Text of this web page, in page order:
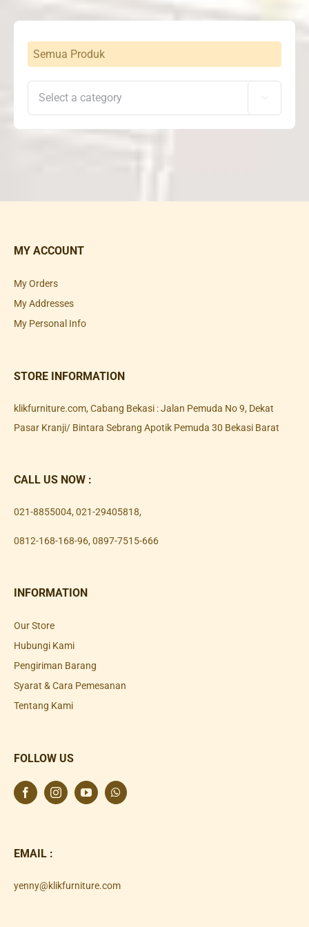
Semua Produk

MY ACCOUNT
My Orders
My Addresses
My Personal Info
STORE INFORMATION
klikfurniture.com, Cabang Bekasi : Jalan Pemuda No 9, Dekat
Pasar Kranji/ Bintara Sebrang Apotik Pemuda 30 Bekasi Barat
CALL US NOW :
021-8855004, 021-29405818,
0812-168-168-96, 0897-7515-666
INFORMATION
Our Store
Hubungi Kami
Pengiriman Barang
Syarat & Cara Pemesanan
Tentang Kami
FOLLOW US
EMAIL :
yenny@klikfurniture.com